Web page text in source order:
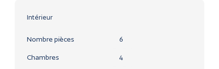
Intérieur
Nombre pièces 6
Chambres 4